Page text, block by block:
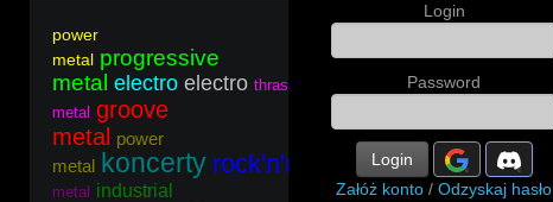
power
metal progressive
metal electro electro thrash
metal groove
metal power
metal koncerty rock'n'roll rock'n'roll
thrash
metal industrial
Login
Password
Login
Załóż konto / Odzyskaj hasło